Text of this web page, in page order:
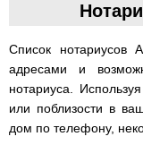
НОТАРИУСЫ
Список нотариусов
адресами и
нотариуса.
или поблизости в
дом по телефону,